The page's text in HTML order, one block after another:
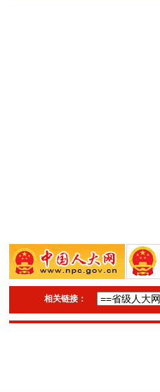
相关链接：